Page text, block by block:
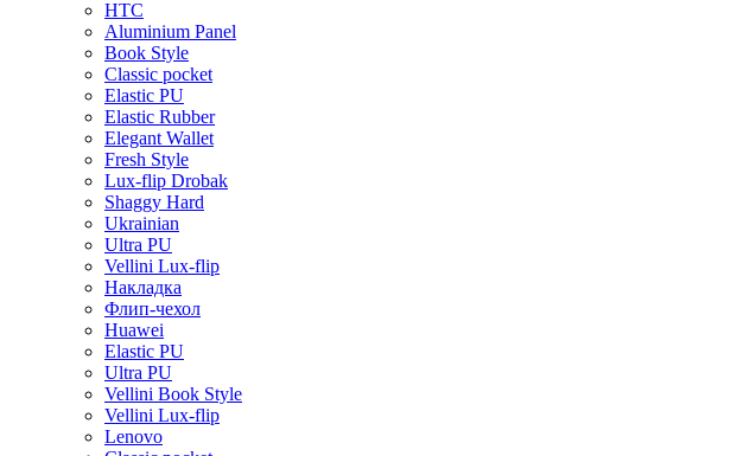
HTC
Aluminium Panel
Book Style
Classic pocket
Elastic PU
Elastic Rubber
Elegant Wallet
Fresh Style
Lux-flip Drobak
Shaggy Hard
Ukrainian
Ultra PU
Vellini Lux-flip
Накладка
Флип-чехол
Huawei
Elastic PU
Ultra PU
Vellini Book Style
Vellini Lux-flip
Lenovo